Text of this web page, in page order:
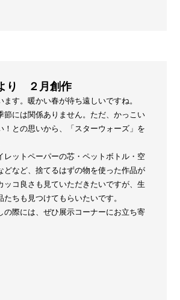
り ２月創作
ます。暖かい春が待ち遠しいですね。
節には関係ありません。ただ、かっこい
！との思いから、「スターウォーズ」を
レットペーパーの芯・ペットボトル・空
どなど、捨てるはずの物を使った作品が
ッコ良さも見ていただきたいですが、生
たちも見つけてもらいたいです。
の際には、ぜひ展示コーナーにお立ち寄